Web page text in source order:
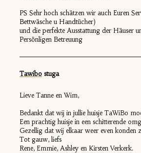
PS Sehr hoch schätzen wir auch Euren
Bettwäsche u Handtücher)
und die perfekte Ausstattung der Häuser
Persönligen Betreuung
Tawibo stuga
Lieve Tanne en Wim,
Bedankt dat wij in jullie huisje TaWiBo
Een prachtig huisje in een schitterende
Gezellig dat wij elkaar weer even konden
Tot gauw, liefs
Rene, Emmie, Ashley en Kirsten Verkerk.